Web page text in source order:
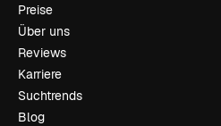
Preise
Über uns
Reviews
Karriere
Suchtrends
Blog